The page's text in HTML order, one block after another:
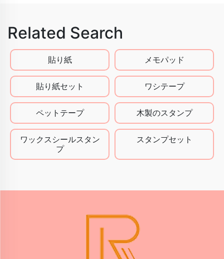
Related Search
貼り紙 メモパッド
貼り紙セット ワシテープ
ペットテープ 木製のスタンプ
ワックスシールスタン
プ
スタンプセット